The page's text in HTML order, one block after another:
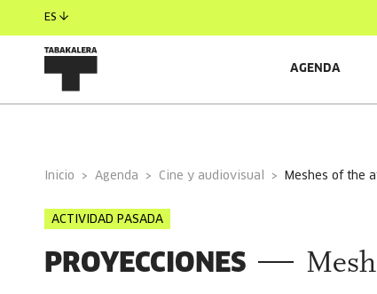
ES
AGENDA
Inicio Agenda Cine y audiovisual meshes of the
ACTIVIDAD PASADA
PROYECCIONES